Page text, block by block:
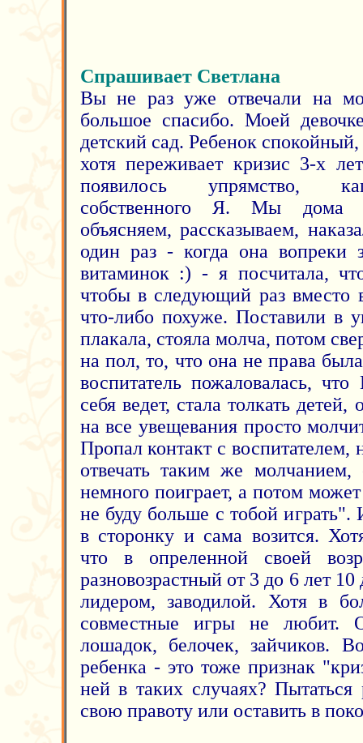
Спрашивает Светлана
Вы не раз уже отвечали на
большое спасибо. Моей
детский сад. Ребенок
хотя переживает кризис 3-х
появилось упрямство,
собственного Я. Мы дома
объясняем, рассказываем,
один раз - когда она вопреки
витаминок :) - я посчитала,
чтобы в следующий раз вместо
что-либо похуже. Поставили в
плакала, стояла молча, потом
на пол, то, что она не права
воспитатель пожаловалась,
себя ведет, стала толкать
на все увещевания просто
Пропал контакт с воспитателем,
отвечать таким же
немного поиграет, а потом
не буду больше с тобой играть".
в сторонку и сама возится.
что в опреленной своей
разновозрастный от 3 до 6 лет
лидером, заводилой. Хотя в
совместные игры не любит.
лошадок, белочек, зайчиков.
ребенка - это тоже признак
ней в таких случаях? Пытаться
свою правоту или оставить в